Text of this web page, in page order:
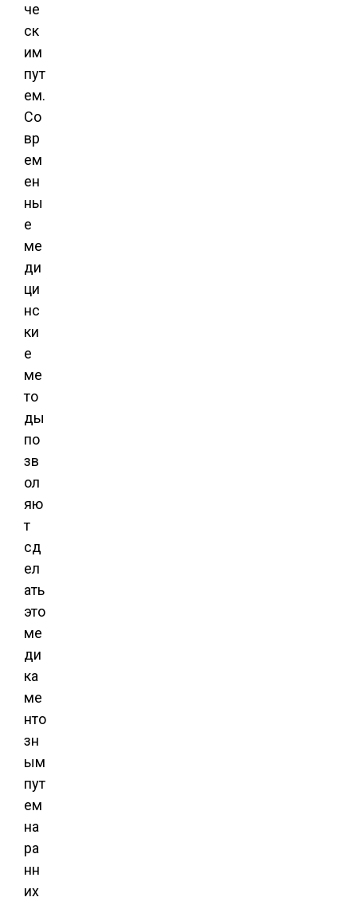
че
ск
им
пут
ем.
Со
вр
ем
ен
ны
е
ме
ди
ци
нс
ки
е
ме
то
ды
по
зв
ол
яю
т
сд
ел
ать
это
ме
ди
ка
ме
нто
зн
ым
пут
ем
на
ра
нн
их